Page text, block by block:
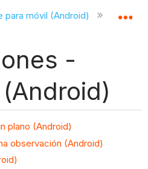
jerarquía global
para móvil (Android)
-
plano (Android)
observación (Android)